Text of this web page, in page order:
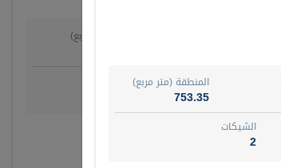
المنطقة (متر مربع)
الشيكات
4
المنطقة (متر مربع)
753.35
الشيكات
2